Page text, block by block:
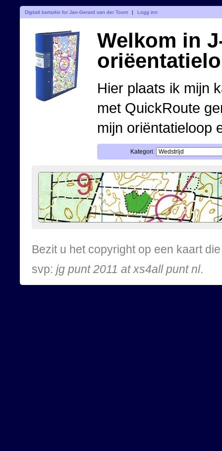
Digitalt kartarkiv for Jan-Gerard van der Toorn | Logg inn
Welkom in
Hier plaats ik mijn
met QuickRoute
mijn oriëntatieloop
Kategori:
Bezit u het copyright op een kaart
svp: jg punt 2011 at xs4all punt nl.